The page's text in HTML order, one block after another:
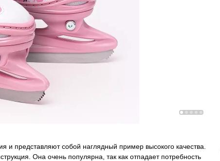
и представляют собой наглядный пример высокого качества.
Она очень популярна, так как отпадает потребность